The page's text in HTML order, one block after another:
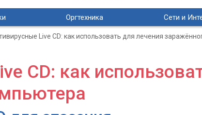
Оргтехника Сети и
Live CD: как использовать для лечения
CD: как